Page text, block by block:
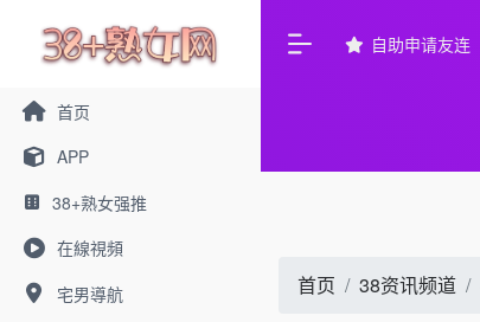
首页
APP
38+熟女强推
在線視頻
宅男導航
自助申请友连
首页 38资讯频道